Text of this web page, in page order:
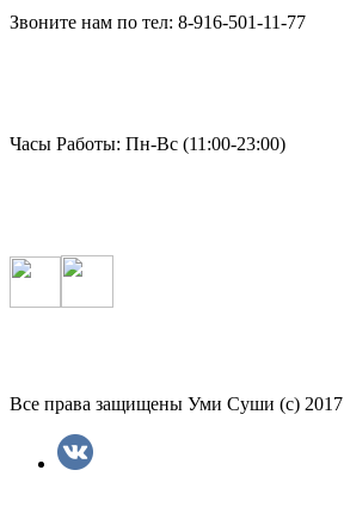
Звоните нам по тел: 8-916-501-11-77
Часы Работы: Пн-Вс (11:00-23:00)
Все права защищены Уми Суши (с) 2017